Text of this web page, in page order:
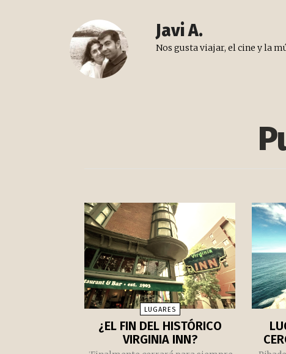
Javi A.
Nos gusta viajar, el cine y la
LUGARES
¿EL FIN DEL HISTÓRICO
VIRGINIA INN?